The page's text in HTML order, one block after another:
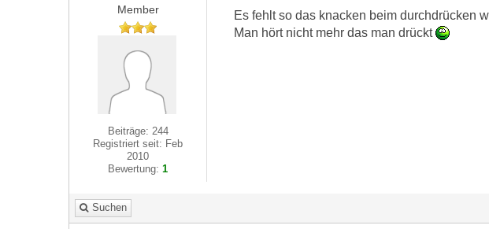
Member
Beiträge: 244
Registriert seit: Feb
2010
Bewertung:1
Es fehlt so das knacken beim durchdrücken
Man hört nicht mehr das man drückt
Suchen